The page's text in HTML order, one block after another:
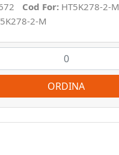
Cod For: HT5K278-2-M
2-M
ORDINA